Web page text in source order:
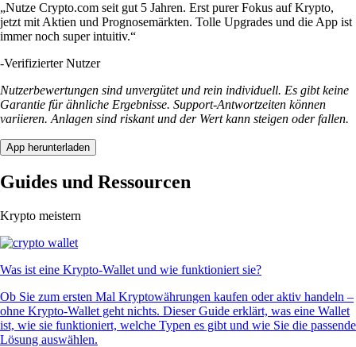
„Nutze Crypto.com seit gut 5 Jahren. Erst purer Fokus auf Krypto,
jetzt mit Aktien und Prognosemärkten. Tolle Upgrades und die App ist
immer noch super intuitiv.“
-Verifizierter Nutzer
Nutzerbewertungen sind unvergütet und rein individuell. Es gibt keine
Garantie für ähnliche Ergebnisse. Support-Antwortzeiten können
variieren. Anlagen sind riskant und der Wert kann steigen oder fallen.
App herunterladen
Guides und Ressourcen
Krypto meistern
Was ist eine Krypto-Wallet und wie funktioniert sie?
Ob Sie zum ersten Mal Kryptowährungen kaufen oder aktiv handeln –
ohne Krypto-Wallet geht nichts. Dieser Guide erklärt, was eine Wallet
ist, wie sie funktioniert, welche Typen es gibt und wie Sie die passende
Lösung auswählen.